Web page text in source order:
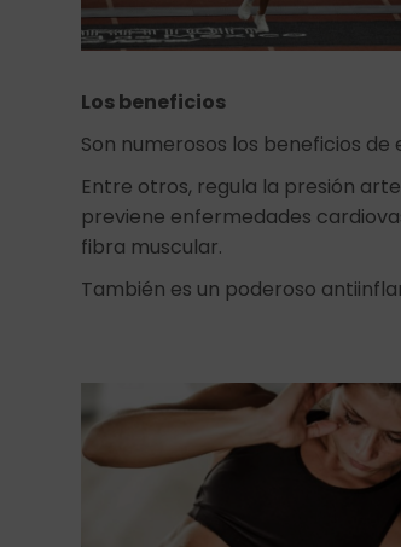
Los beneficios
Son numerosos los beneficios de
Entre otros, regula la presión
previene enfermedades
fibra muscular.
También es un poderoso